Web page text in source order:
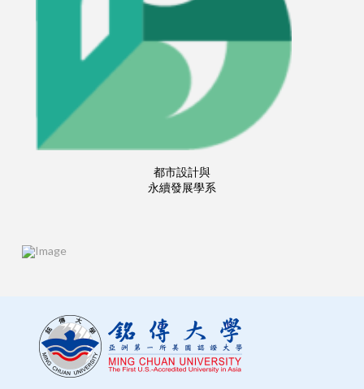
都市設計與
永續發展學系